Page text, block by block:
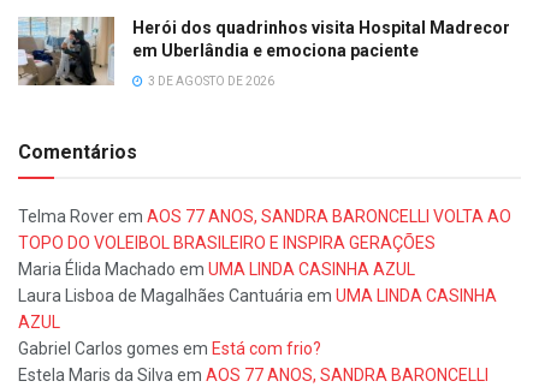
Herói dos quadrinhos visita Hospital Madrecor
em Uberlândia e emociona paciente
3 DE AGOSTO DE 2026
Comentários
Telma Roverem AOS 77 ANOS, SANDRA BARONCELLI VOLTA AO
TOPO DO VOLEIBOL BRASILEIRO E INSPIRA GERAÇÕES
Maria Élida Machado em UMA LINDA CASINHA AZUL
Laura Lisboa de Magalhães Cantuária em UMA LINDA CASINHA
AZUL
Gabriel Carlos gomes em Está com frio?
Estela Maris da Silva em AOS 77 ANOS, SANDRA BARONCELLI